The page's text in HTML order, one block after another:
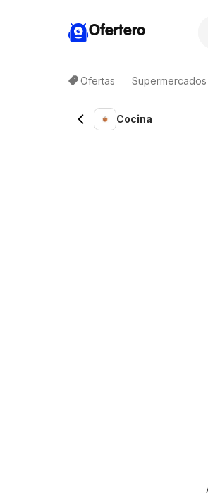
Ofertero
Ofertas Supermercados
Cocina